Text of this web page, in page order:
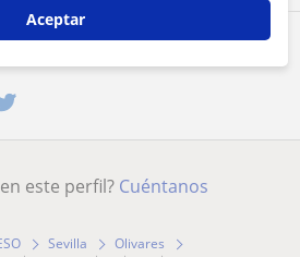
este perfil? Cuéntanos
Sevilla
Olivares
Aceptar